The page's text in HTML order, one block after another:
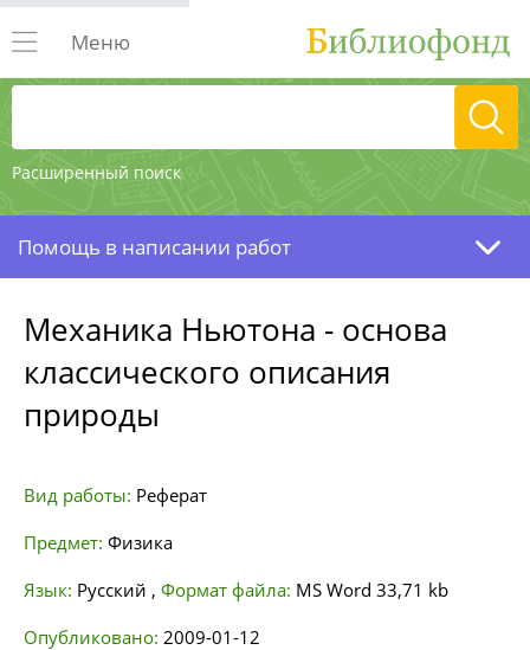
Расширенный поиск
Меню
Помощь в написании работ
Механика Ньютона - основа
классического описания
природы
Вид работы: Реферат
Предмет: Физика
Язык: Русский , Формат файла: MS Word 33,71 kb
Опубликовано: 2009-01-12